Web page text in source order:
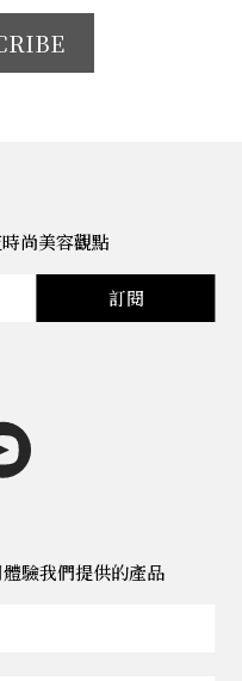
尚美容觀點
訂閱
驗我們提供的產品